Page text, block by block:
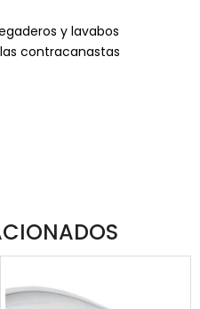
y lavabos
contracanastas